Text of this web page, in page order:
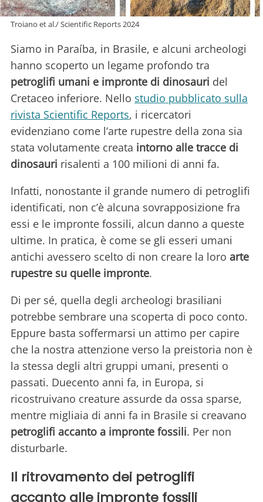
Troiano et al./ Scientific Reports 2024
Siamo in Paraíba, in Brasile, e alcuni archeologi
hanno scoperto un legame profondo tra
petroglifi umani e impronte di dinosauri del
Cretaceo inferiore. Nello studio pubblicato sulla
rivista Scientific Reports, i ricercatori
evidenziano come l’arte rupestre della zona sia
stata volutamente creata intorno alle tracce di
dinosauri risalenti a 100 milioni di anni fa.
Infatti, nonostante il grande numero di petroglifi
identificati, non c’è alcuna sovrapposizione fra
essi e le impronte fossili, alcun danno a queste
ultime. In pratica, è come se gli esseri umani
antichi avessero scelto di non creare la loro arte
rupestre su quelle impronte.
Di per sé, quella degli archeologi brasiliani
potrebbe sembrare una scoperta di poco conto.
Eppure basta soffermarsi un attimo per capire
che la nostra attenzione verso la preistoria non è
la stessa degli altri gruppi umani, presenti o
passati. Duecento anni fa, in Europa, si
ricostruivano creature assurde da ossa sparse,
mentre migliaia di anni fa in Brasile si creavano
petroglifi accanto a impronte fossili. Per non
disturbarle.
Il ritrovamento dei petroglifi
accanto alle impronte fossili